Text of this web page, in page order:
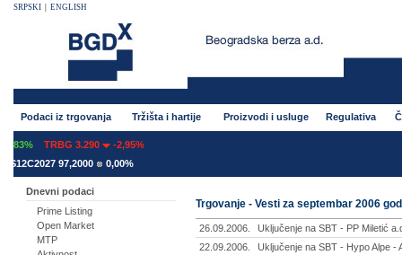
SRPSKI ENGLISH
Podaci iz trgovanja Tržišta i hartije Proizvodi i usluge Regulativa
TRBG 3.290
-2,95%
97,2000
0,00%
Dnevni podaci
Prime Listing
Open Market
MTP
Trgovanje - Vesti za septembar 2006
26.09.2006.
Uključenje na SBT - PP Miletić
22.09.2006.
Uključenje na SBT - Hypo Alpe -